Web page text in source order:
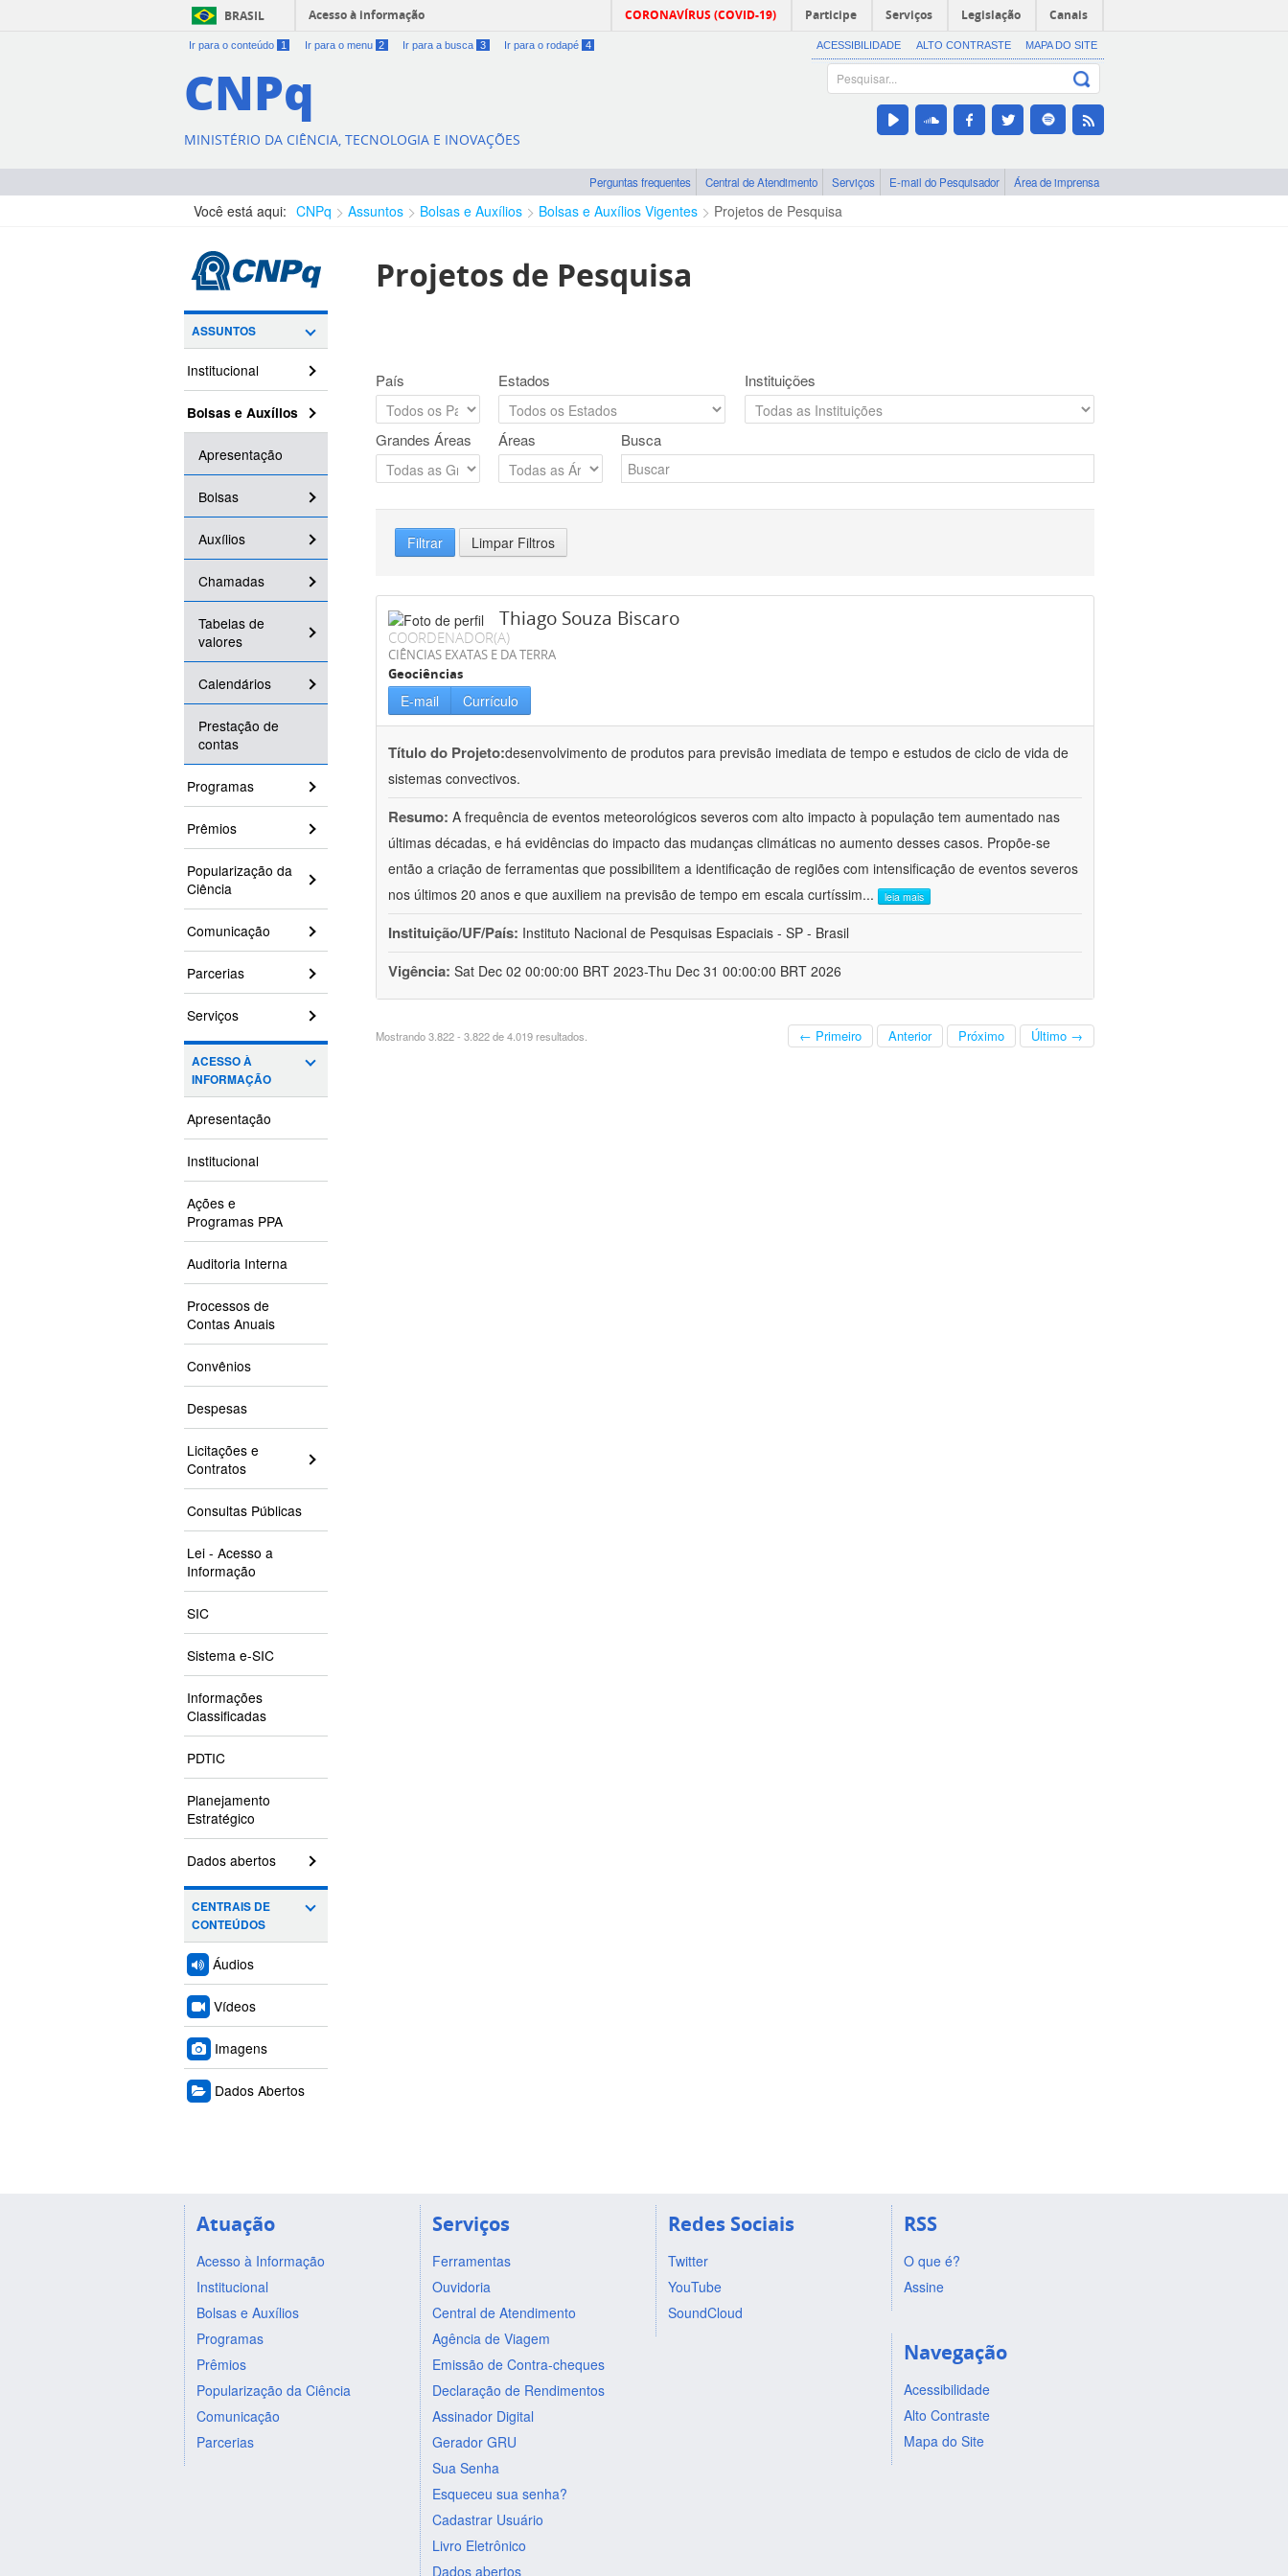
BRASIL Acesso à informação CORONAVÍRUS (COVID-19) Participe Serviços Legislação Canais
Ir para o conteúdo 1 Ir para o menu 2 Ir para a busca 3 Ir para o rodapé 4 ACESSIBILIDADE ALTO CONTRASTE MAPA DO SITE
CNPq
MINISTÉRIO DA CIÊNCIA, TECNOLOGIA E INOVAÇÕES
Perguntas frequentes Central de Atendimento Serviços E-mail do Pesquisador Área de imprensa
Você está aqui: CNPq Assuntos Bolsas e Auxílios Bolsas e Auxílios Vigentes Projetos de Pesquisa
ASSUNTOS
Institucional
Bolsas e Auxílios
Apresentação
Bolsas
Auxílios
Chamadas
Tabelas de
valores
Calendários
Prestação de
contas
Programas
Prêmios
Popularização da
Ciência
Comunicação
Parcerias
Serviços
ACESSO À
INFORMAÇÃO
Apresentação
Institucional
Ações e
Programas PPA
Auditoria Interna
Processos de
Contas Anuais
Convênios
Despesas
Licitações e
Contratos
Consultas Públicas
Lei - Acesso a
Informação
SIC
Sistema e-SIC
Informações
Classificadas
PDTIC
Planejamento
Estratégico
Dados abertos
CENTRAIS DE
CONTEÚDOS
Áudios
Vídeos
Imagens
Dados Abertos
Projetos de Pesquisa
País Estados Instituições
Grandes Áreas Áreas Busca
Filtrar Limpar Filtros
Thiago Souza Biscaro
COORDENADOR(A)
CIÊNCIAS EXATAS E DA TERRA
Geociências
E-mail Currículo
Título do Projeto:desenvolvimento de produtos para previsão imediata de tempo e estudos de ciclo de vida de
sistemas convectivos.
Resumo: A frequência de eventos meteorológicos severos com alto impacto à população tem aumentado nas
últimas décadas, e há evidências do impacto das mudanças climáticas no aumento desses casos. Propõe-se
então a criação de ferramentas que possibilitem a identificação de regiões com intensificação de eventos severos
nos últimos 20 anos e que auxiliem na previsão de tempo em escala curtíssim... leia mais
Instituição/UF/País: Instituto Nacional de Pesquisas Espaciais - SP - Brasil
Vigência: Sat Dec 02 00:00:00 BRT 2023-Thu Dec 31 00:00:00 BRT 2026
Mostrando 3.822 - 3.822 de 4.019 resultados. ← Primeiro Anterior Próximo Último →
Atuação
Acesso à Informação
Institucional
Bolsas e Auxílios
Programas
Prêmios
Popularização da Ciência
Comunicação
Parcerias
Serviços
Ferramentas
Ouvidoria
Central de Atendimento
Agência de Viagem
Emissão de Contra-cheques
Declaração de Rendimentos
Assinador Digital
Gerador GRU
Sua Senha
Esqueceu sua senha?
Cadastrar Usuário
Livro Eletrônico
Dados abertos
Redes Sociais
Twitter
YouTube
SoundCloud
RSS
O que é?
Assine
Navegação
Acessibilidade
Alto Contraste
Mapa do Site